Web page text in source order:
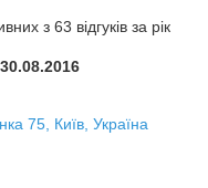
з 63 відгуків за рік
75, Київ, Україна